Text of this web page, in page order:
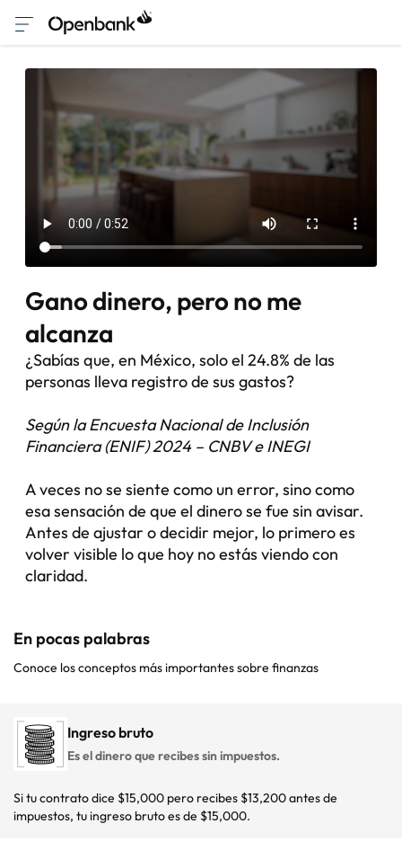
Gano dinero, pero no me
alcanza
¿Sabías que, en México, solo el 24.8% de las
personas lleva registro de sus gastos?
Según la Encuesta Nacional de Inclusión
Financiera (ENIF) 2024 – CNBV e INEGI
A veces no se siente como un error, sino como
esa sensación de que el dinero se fue sin avisar.
Antes de ajustar o decidir mejor, lo primero es
volver visible lo que hoy no estás viendo con
claridad.
En pocas palabras
Conoce los conceptos más importantes sobre finanzas
Ingreso bruto
Es el dinero que recibes sin impuestos.
Si tu contrato dice $15,000 pero recibes $13,200 antes de
impuestos, tu ingreso bruto es de $15,000.